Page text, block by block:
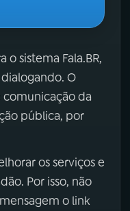
o sistema Fala.BR,
O
comunicação da
pública, por
os serviços e
Por isso, não
o link